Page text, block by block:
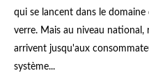
qui se lancent dans le
verre. Mais au niveau
arrivent jusqu'aux
système...